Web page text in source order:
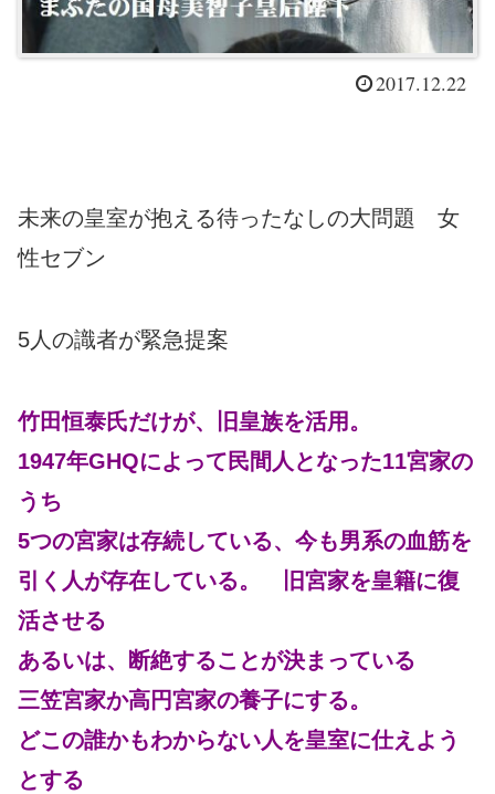
2017.12.22
未来の皇室が抱える待ったなしの大問題 女
性セブン
5人の識者が緊急提案
竹田恒泰氏だけが、旧皇族を活用。
1947年GHQによって民間人となった11宮家の
うち
5つの宮家は存続している、今も男系の血筋を
引く人が存在している。 旧宮家を皇籍に復
活させる
あるいは、断絶することが決まっている
三笠宮家か高円宮家の養子にする。
どこの誰かもわからない人を皇室に仕えよう
とする